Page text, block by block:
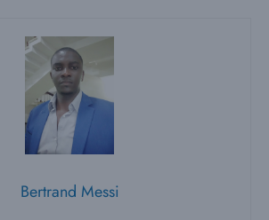
Bertrand Messi